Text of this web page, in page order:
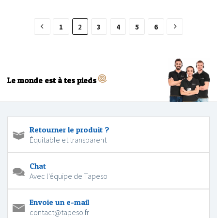
1 2 3 4 5 6
Le monde est à tes pieds
Retourner le produit ?
Équitable et transparent
Chat
Avec l'équipe de Tapeso
Envoie un e-mail
contact@tapeso.fr